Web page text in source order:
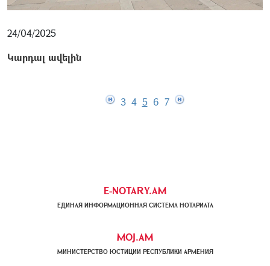
24/04/2025
Կարդալ ավելին
3 4 5 6 7
E-NOTARY.AM
ЕДИНАЯ ИНФОРМАЦИОННАЯ СИСТЕМА НОТАРИАТА
MOJ.AM
МИНИСТЕРСТВО ЮСТИЦИИ РЕСПУБЛИКИ АРМЕНИЯ